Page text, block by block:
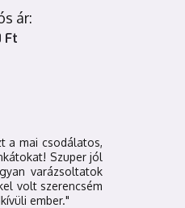
ár:
Ft
a mai csodálatos,
Szuper jól
varázsoltatok
volt szerencsém
ember."